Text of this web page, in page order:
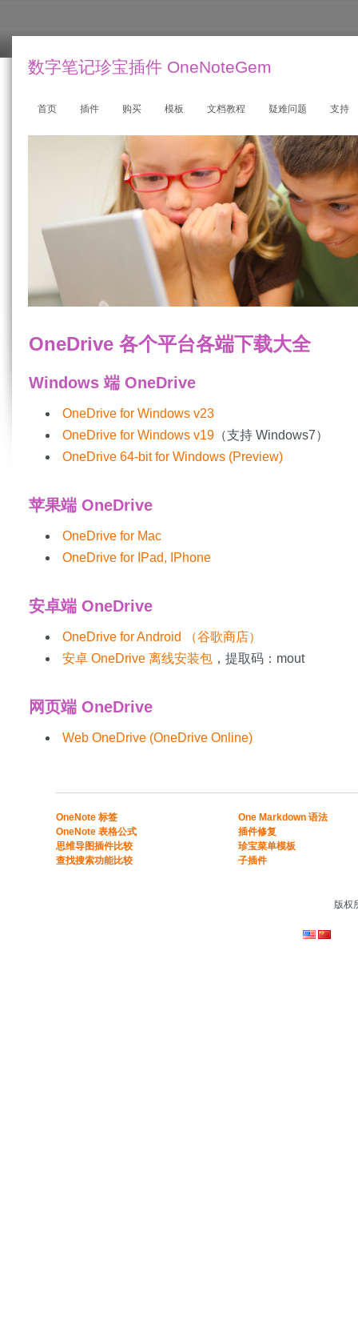
数字笔记珍宝插件 OneNoteGem
首页 插件 购买 模板 文档教程 疑难问题 支持
OneDrive 各个平台各端下载大全
Windows 端 OneDrive
OneDrive for Windows v23
OneDrive for Windows v19（支持 Windows7）
OneDrive 64-bit for Windows (Preview)
苹果端 OneDrive
OneDrive for Mac
OneDrive for IPad, IPhone
安卓端 OneDrive
OneDrive for Android （谷歌商店）
安卓 OneDrive 离线安装包，提取码：mout
网页端 OneDrive
Web OneDrive (OneDrive Online)
​​OneNote 标签
OneNote 表格公式​
​思维导图插件比较​
​查找搜索功能比较​
One Markdown 语法
插件修复
珍宝菜单模板
子插件
版权